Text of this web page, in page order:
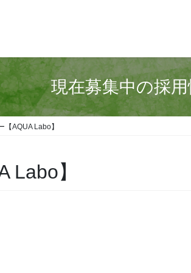
現在募集中の採用
【AQUA Labo】
Labo】